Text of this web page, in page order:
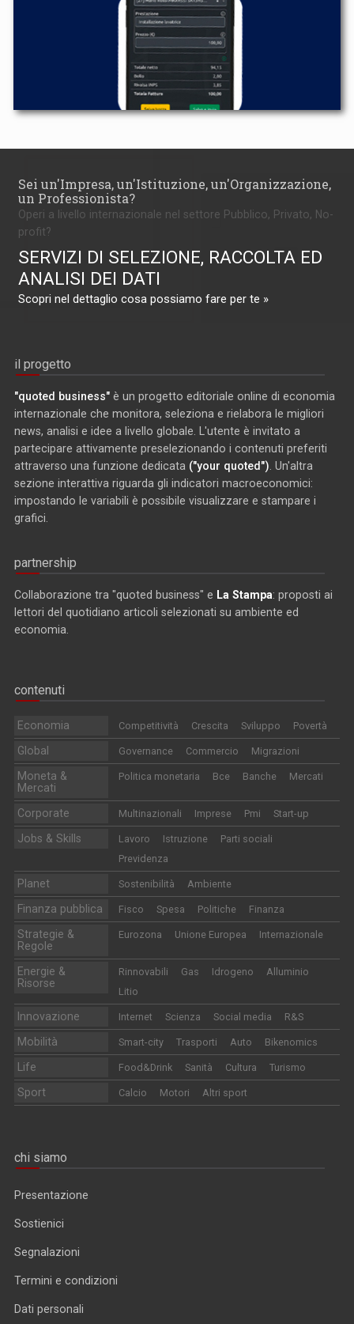
Sei un'Impresa, un'Istituzione, un'Organizzazione,
un Professionista?
Operi a livello internazionale nel settore Pubblico, Privato, No-
profit?
SERVIZI DI SELEZIONE, RACCOLTA ED
ANALISI DEI DATI
Scopri nel dettaglio cosa possiamo fare per te »
il progetto
"quoted business" è un progetto editoriale online di economia
internazionale che monitora, seleziona e rielabora le migliori
news, analisi e idee a livello globale. L'utente è invitato a
partecipare attivamente preselezionando i contenuti preferiti
attraverso una funzione dedicata ("your quoted") . Un'altra
sezione interattiva riguarda gli indicatori macroeconomici:
impostando le variabili è possibile visualizzare e stampare i
grafici.
partnership
Collaborazione tra "quoted business" e La Stampa: proposti ai
lettori del quotidiano articoli selezionati su ambiente ed
economia.
contenuti
Economia Competitività Crescita Sviluppo Povertà
Global Governance Commercio Migrazioni
Moneta &
Mercati
Politica monetaria Bce Banche Mercati
Corporate Multinazionali Imprese Pmi Start-up
Jobs & Skills Lavoro Istruzione
Parti sociali
Previdenza
Planet Sostenibilità Ambiente
Finanza pubblica Fisco Spesa Politiche Finanza
Strategie &
Regole
Eurozona Unione Europea Internazionale
Energie &
Risorse
Rinnovabili Gas Idrogeno
Alluminio
Litio
Innovazione Internet Scienza Social media R&S
Mobilità Smart-city Trasporti Auto Bikenomics
Life Food&Drink Sanità Cultura Turismo
Sport Calcio Motori Altri sport
chi siamo
Presentazione
Sostienici
Segnalazioni
Termini e condizioni
Dati personali